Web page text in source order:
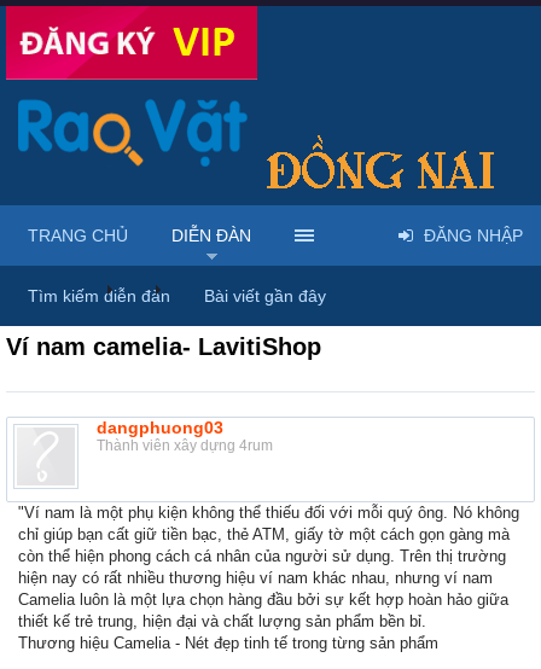
Diễn đàn ... Mua bán giày dép & túi xách
Ví nam camelia- LavitiShop
dangphuong03
Thành viên xây dựng 4rum
"Ví nam là một phụ kiện không thể thiếu đối với mỗi quý ông. Nó không
chỉ giúp bạn cất giữ tiền bạc, thẻ ATM, giấy tờ một cách gọn gàng mà
còn thể hiện phong cách cá nhân của người sử dụng. Trên thị trường
hiện nay có rất nhiều thương hiệu ví nam khác nhau, nhưng ví nam
Camelia luôn là một lựa chọn hàng đầu bởi sự kết hợp hoàn hảo giữa
thiết kế trẻ trung, hiện đại và chất lượng sản phẩm bền bỉ.
Thương hiệu Camelia - Nét đẹp tinh tế trong từng sản phẩm
TRANG CHỦ DIỄN ĐÀN
Tìm kiếm diễn đàn Bài viết gần đây
ĐĂNG NHẬP